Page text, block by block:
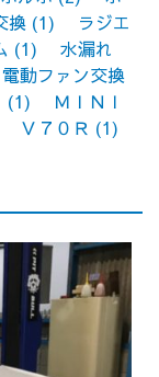
換 (1)
ラジエ
(1)
水漏れ
電動ファン交換
(1)
ＭＩＮＩ
Ｖ７０Ｒ (1)